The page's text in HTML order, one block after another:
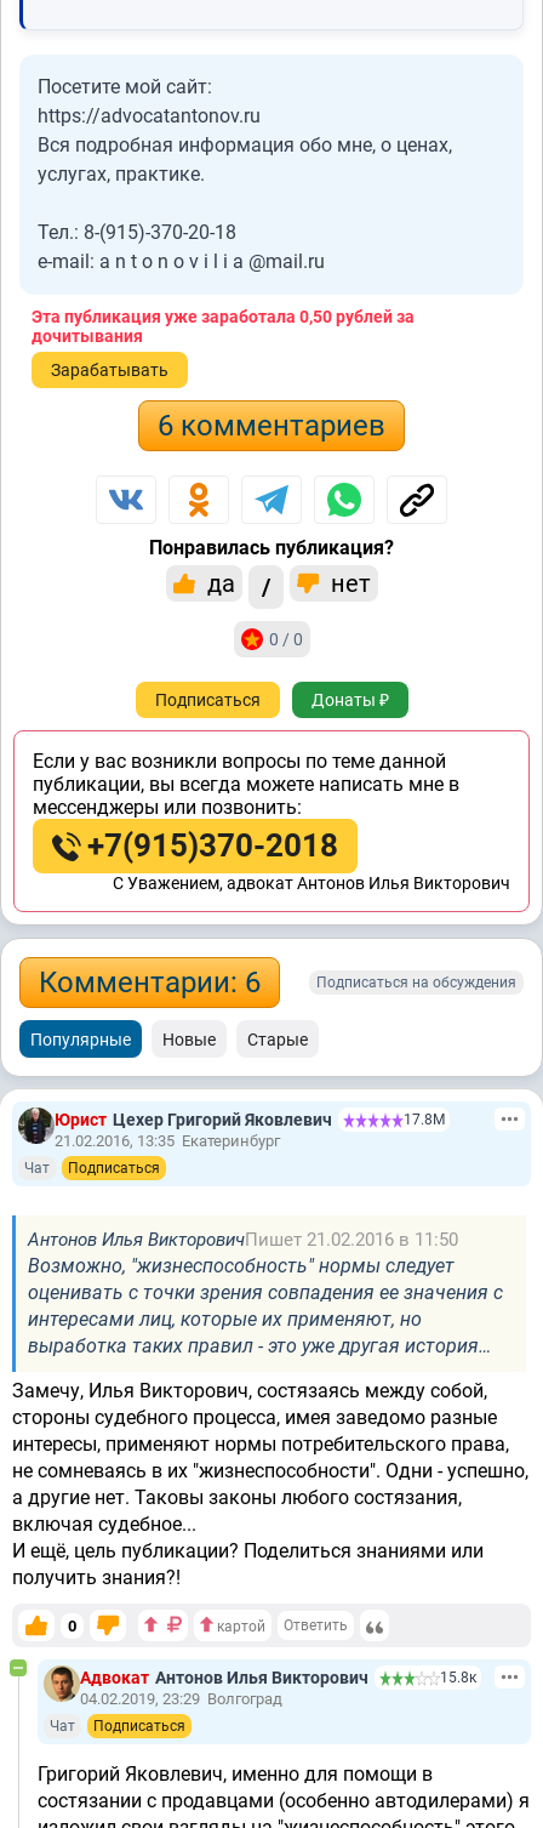
Посетите мой сайт:
https://advocatantonov.ru
Вся подробная информация обо мне, о ценах,
услугах, практике.
Тел.: 8-(915)-370-20-18
e-mail: a n t o n o v i l i a @mail.ru
Эта публикация уже заработала 0,50 рублейза
дочитывания
Зарабатывать
6 комментариев
Понравилась публикация?
да / нет
0 / 0
Подписаться Донаты ₽
Если у вас возникли вопросы по теме данной
публикации, вы всегда можете написать мне в
мессенджеры или позвонить:
+7(915)370-2018
C Уважением, адвокат Антонов Илья Викторович
Комментарии: 6 Подписаться на обсуждения
Популярные Новые Старые
Юрист Цехер Григорий Яковлевич 17.8М
21.02.2016, 13:35 Екатеринбург
Чат Подписаться
Антонов Илья ВикторовичПишет 21.02.2016 в 11:50
Возможно, "жизнеспособность" нормы следует
оценивать с точки зрения совпадения ее значения с
интересами лиц, которые их применяют, но
выработка таких правил - это уже другая история…
Замечу, Илья Викторович, состязаясь между собой,
стороны судебного процесса, имея заведомо разные
интересы, применяют нормы потребительского права,
не сомневаясь в их "жизнеспособности". Одни - успешно,
а другие нет. Таковы законы любого состязания,
включая судебное...
И ещё, цель публикации? Поделиться знаниями или
получить знания?!
0 картой Ответить
Адвокат Антонов Илья Викторович 15.8к
04.02.2019, 23:29 Волгоград
Чат Подписаться
Григорий Яковлевич, именно для помощи в
состязании с продавцами (особенно автодилерами) я